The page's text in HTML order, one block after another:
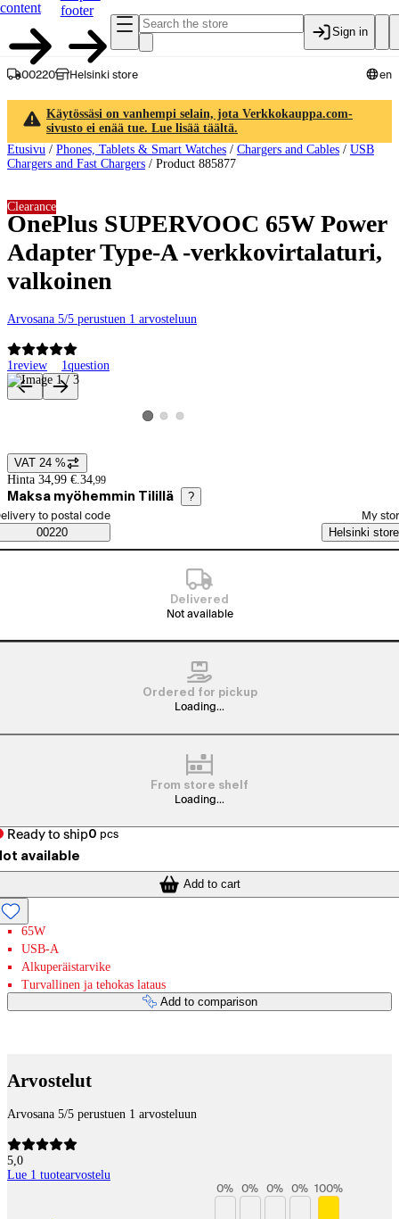
content
footer
Sign in
00220 Helsinki store en
Käytössäsi on vanhempi selain, jota Verkkokauppa.com-
sivusto ei enää tue. Lue lisää täältä.
Etusivu / Phones, Tablets & Smart Watches / Chargers and Cables / USB
Chargers and Fast Chargers / Product 885877
OnePlus SUPERVOOC 65W Power
Adapter Type-A -verkkovirtalaturi,
valkoinen
Arvosana 5/5 perustuen 1 arvosteluun
1review 1question
Clearance
Product images and videos
View product image 1
View product image 2
View product image 3
Price details
VAT 24 %
Hinta 34,99 €. 34,99
Maksa myöhemmin Tilillä ?
Saatavuustiedot
order method
to postal code
00220
My
Helsinki store
Delivered
Not available
Ordered for pickup
Loading...
From store shelf
Loading...
Ready to ship0 pcs
available
Add to cart
65W
USB-A
Alkuperäistarvike
Turvallinen ja tehokas lataus
Add to comparison
Arvostelut
Arvosana 5/5 perustuen 1 arvosteluun
5,0
Lue 1 tuotearvostelu
0% 0% 0% 0% 100%